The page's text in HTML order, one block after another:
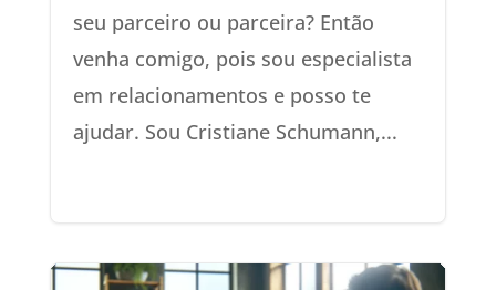
seu parceiro ou parceira? Então
venha comigo, pois sou especialista
em relacionamentos e posso te
ajudar. Sou Cristiane Schumann,...